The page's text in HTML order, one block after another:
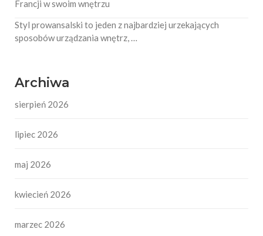
Francji w swoim wnętrzu
Styl prowansalski to jeden z najbardziej urzekających
sposobów urządzania wnętrz, …
Archiwa
sierpień 2026
lipiec 2026
maj 2026
kwiecień 2026
marzec 2026